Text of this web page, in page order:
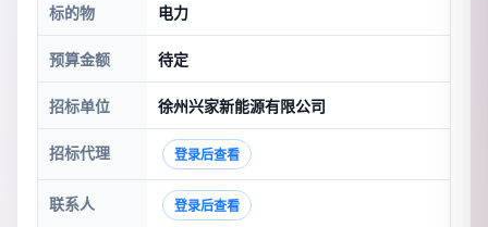
标的物 电力
预算金额 待定
招标单位 徐州兴家新能源有限公司
招标代理 登录后查看
联系人 登录后查看